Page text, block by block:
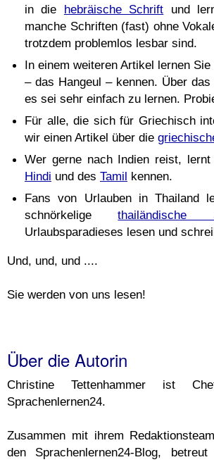
in die hebräische Schrift und
manche Schriften (fast) ohne
trotzdem problemlos lesbar sind.
In einem weiteren Artikel lernen Sie
– das Hangeul – kennen. Über
es sei sehr einfach zu lernen.
Für alle, die sich für Griechisch
wir einen Artikel über die
Wer gerne nach Indien reist,
Hindi und des Tamil kennen.
Fans von Urlauben in Thailand
schnörkeligethailändische
Urlaubsparadieses lesen und
Und, und, und ....
Sie werden von uns lesen!
Über die Autorin
Christine Tettenhammer ist
Sprachenlernen24.
Zusammen mit ihrem
den Sprachenlernen24-Blog,